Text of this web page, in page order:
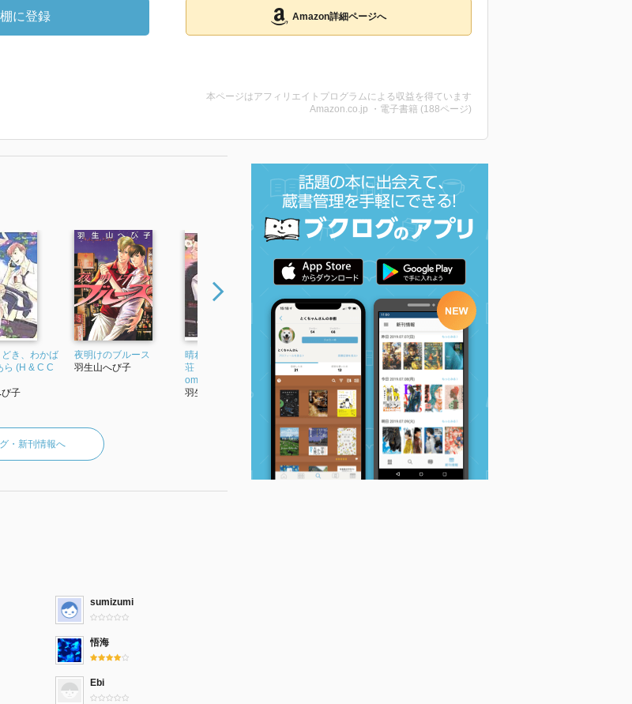
に登録 Amazon詳細ページへ
本ページはアフィリエイトプログラムによる収益を得ています
Amazon.co.jp ・電子書籍 (188ページ)
き、わかば
ら (H & C C
子
夜明けのブルース
羽生山へび子
晴れときどき、わかば
荘 まあまあ (H & C C
omics)
羽生山へび子
SEX TRUCK ROC
K'N'ROLL
羽生山へび子
きゃっつ 四畳半ぶら
ぶら節 (H & C Comic
s)
羽生山へび子
・新刊情報へ
sumizumi
悟海
Ebi